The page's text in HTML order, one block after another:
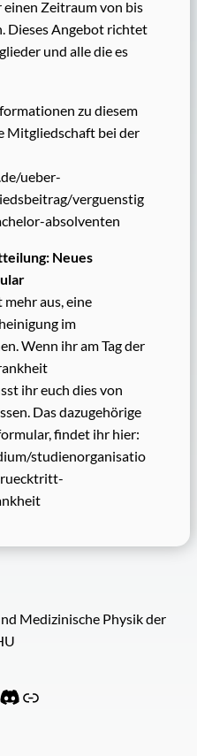
Zeitraum von bis
Dieses Angebot richtet
und alle die es
zu diesem
Mitgliedschaft bei der
ueber-
verguenstig
absolventen
Neues
aus, eine
im
Wenn ihr am Tag der
ihr euch dies von
Das dazugehörige
findet ihr hier:
studienorganisatio
Medizinische Physik der
Discord Fachschaftenverbund PhyNIx